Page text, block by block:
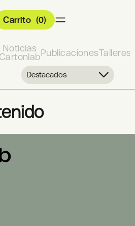
Carrito (0)
Noticias
CartonlabPublicacionesTalleres
Destacados